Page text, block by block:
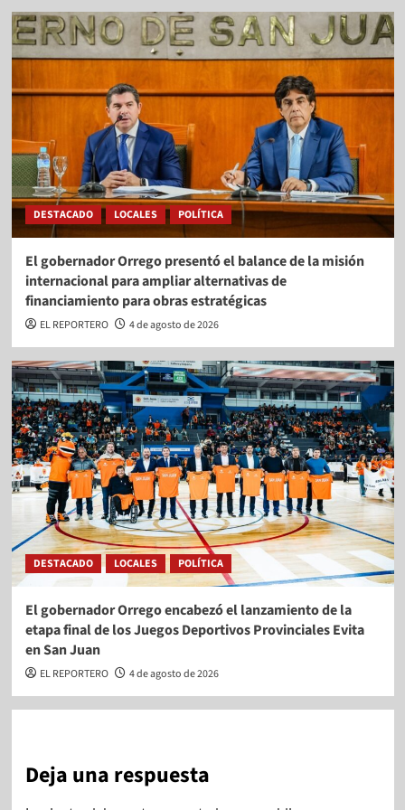
DESTACADO LOCALES POLÍTICA
El gobernador Orrego presentó el balance de la misión
internacional para ampliar alternativas de
financiamiento para obras estratégicas
EL REPORTERO 4 de agosto de 2026
DESTACADO LOCALES POLÍTICA
El gobernador Orrego encabezó el lanzamiento de la
etapa final de los Juegos Deportivos Provinciales Evita
en San Juan
EL REPORTERO 4 de agosto de 2026
Deja una respuesta